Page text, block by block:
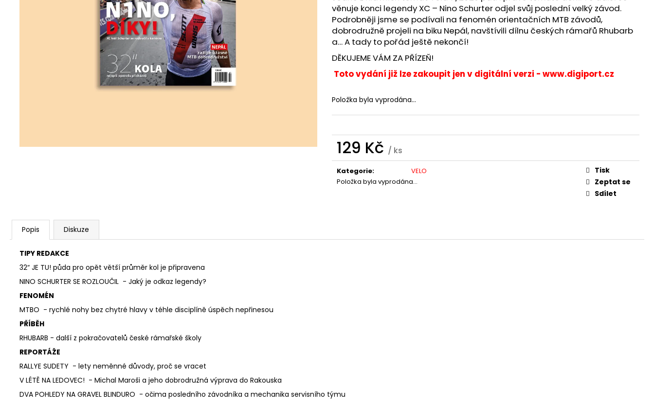
věnuje konci legendy XC – Nino Schurter odjel svůj poslední velký závod.
Podrobněji jsme se podívali na fenomén orientačních MTB závodů,
dobrodružně projeli na biku Nepál, navštívili dílnu českých rámařů Rhubarb
a… A tady to pořád ještě nekončí!
DĚKUJEME VÁM ZA PŘÍZEŇ!
Toto vydání již lze zakoupit jen v digitální verzi - www.digiport.cz
Položka byla vyprodána…
129 Kč / ks
Měrná
cena:
Kategorie:
VELO
Položka byla vyprodána…
Tisk
Zeptat se
Sdílet
Popis Diskuze
TIPY REDAKCE
32“ JE TU! půda pro opět větší průměr kol je připravena
NINO SCHURTER SE ROZLOUČIL - Jaký je odkaz legendy?
FENOMÉN
MTBO - rychlé nohy bez chytré hlavy v téhle disciplíně úspěch nepřinesou
PŘÍBĚH
RHUBARB - další z pokračovatelů české rámařské školy
REPORTÁŽE
RALLYE SUDETY - lety neměnné důvody, proč se vracet
V LÉTĚ NA LEDOVEC! - Michal Maroši a jeho dobrodružná výprava do Rakouska
DVA POHLEDY NA GRAVEL BLINDURO - očima posledního závodníka a mechanika servisního týmu
53X11 PŘEDPLATNÉ 2026
VELO PŘEDPLATNÉ 2026
258 Kč
VUELTA A ESPAÑA
590 Kč